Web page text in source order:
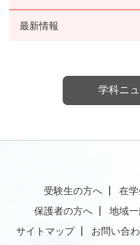
最新情報
学科ニ
受験生の方へ 在
保護者の方へ
地域
サイトマップ
お問い合